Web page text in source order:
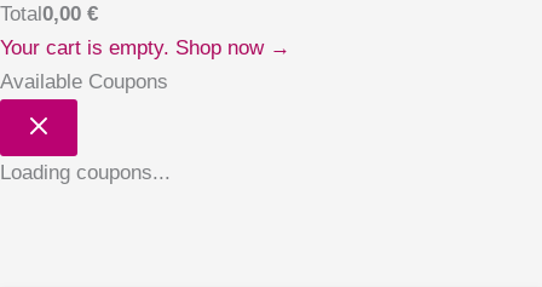
Total0,00 €
Your cart is empty. Shop now →
Available Coupons
Loading coupons...